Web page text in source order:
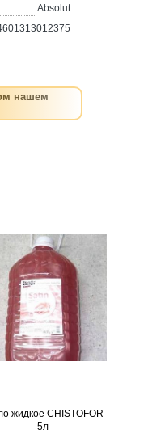
Absolut
нашем
жидкое CHISTOFOR
5л